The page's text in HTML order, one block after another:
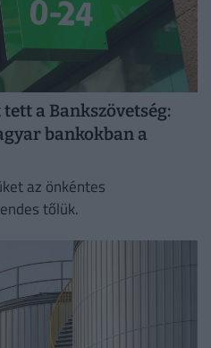
a Bankszövetség:
bankokban a
az önkéntes
tőlük.